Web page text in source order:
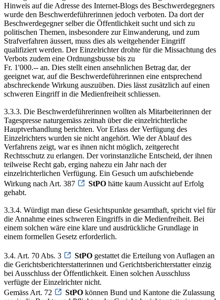
Hinweis auf die Adresse des Internet-Blogs des Beschwerdegegners
wurde den Beschwerdeführerinnen jedoch verboten. Da dort der
Beschwerdegegner selber die Öffentlichkeit sucht und sich zu
politischen Themen, insbesondere zur Einwanderung, und zum
Strafverfahren äussert, muss dies als weitgehender Eingriff
qualifiziert werden. Der Einzelrichter drohte für die Missachtung des
Verbots zudem eine Ordnungsbusse bis zu
Fr. 1'000.-- an. Dies stellt einen ansehnlichen Betrag dar, der
geeignet war, auf die Beschwerdeführerinnen eine entsprechend
abschreckende Wirkung auszuüben. Dies lässt zusätzlich auf einen
schweren Eingriff in die Medienfreiheit schliessen.
3.3.3. Die Beschwerdeführerinnen wollten als Mitarbeiterinnen der
Tagespresse naturgemäss zeitnah über die einzelrichterliche
Hauptverhandlung berichten. Vor Erlass der Verfügung des
Einzelrichters wurden sie nicht angehört. Wie der Ablauf des
Verfahrens zeigt, war es ihnen nicht möglich, zeitgerecht
Rechtsschutz zu erlangen. Der vorinstanzliche Entscheid, der ihnen
teilweise Recht gab, erging nahezu ein Jahr nach der
einzelrichterlichen Verfügung. Ein Gesuch um aufschiebende
Wirkung nach Art. 387
StPO hätte kaum Aussicht auf Erfolg
gehabt.
3.3.4. Würdigt man diese Gesichtspunkte gesamthaft, spricht viel für
die Annahme eines schweren Eingriffs in die Medienfreiheit. Bei
einem solchen wäre eine klare und ausdrückliche Grundlage in
einem formellen Gesetz erforderlich.
3.4. Art. 70 Abs. 3 StPO gestattet die Erteilung von Auflagen an
die Gerichtsberichterstatterinnen und Gerichtsberichterstatter einzig
bei Ausschluss der Öffentlichkeit. Einen solchen Ausschluss
verfügte der Einzelrichter nicht.
Gemäss Art. 72
StPO können Bund und Kantone die Zulassung